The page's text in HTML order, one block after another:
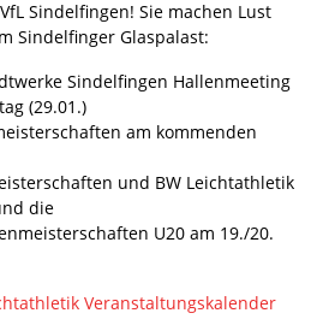
Sindelfingen! Sie machen Lust
Sindelfinger Glaspalast:
Sindelfingen Hallenmeeting
(29.01.)
am kommenden
und BW Leichtathletik
die
U20 am 19./20.
Veranstaltungskalender